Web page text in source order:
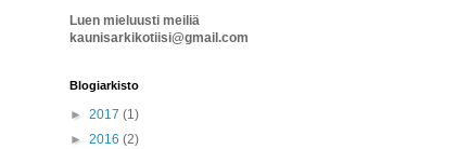
Luen mieluusti meiliä
kaunisarkikotiisi@gmail.com
Blogiarkisto
► 2017 (1)
► 2016 (2)